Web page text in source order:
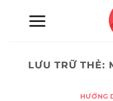
LƯU TRỮ THẺ:
HƯỚNG